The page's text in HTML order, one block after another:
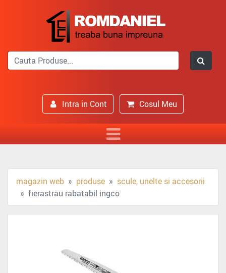
Intra in Cont Cosul Meu
magazin web produse
scule, unelte si accesorii
fierastrau rabatabil ingco